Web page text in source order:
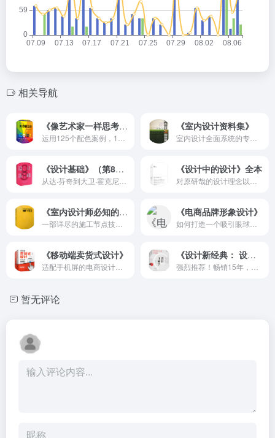
相关导航
《像艺术家一样思考3：贝蒂的色彩》 《室内设计资料集》
《设计基础》（第8版） 《设计中的设计》全本
《室内设计师必知的100个节点》 《电商品牌形象设计》
《移动端卖货式设计》 《设计新经典： 设计基础》
暂无评论